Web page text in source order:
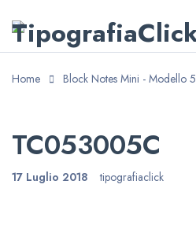
Home Block Notes Mini - Modello 5
TC053005C
17 Luglio 2018 tipografiaclick